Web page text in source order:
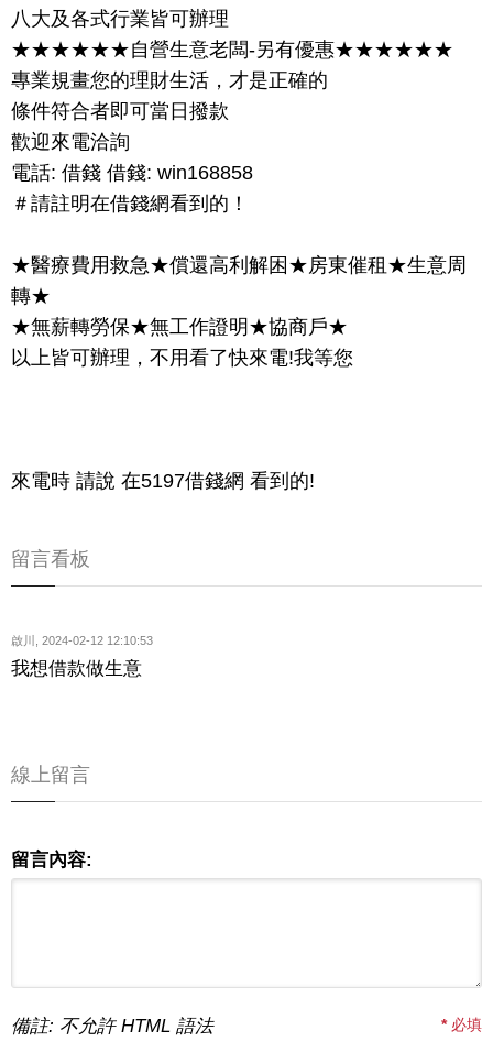
八大及各式行業皆可辦理
★★★★★★自營生意老闆-另有優惠★★★★★★
專業規畫您的理財生活，才是正確的
條件符合者即可當日撥款
歡迎來電洽詢
電話: 借錢 借錢: win168858
＃請註明在借錢網看到的！
★醫療費用救急★償還高利解困★房東催租★生意周
轉★
★無薪轉勞保★無工作證明★協商戶★
以上皆可辦理，不用看了快來電!我等您
來電時 請說 在5197借錢網 看到的!
留言看板
啟川 2024-02-12 12:10:53
我想借款做生意
線上留言
留言內容:
備註: 不允許 HTML 語法 *必填